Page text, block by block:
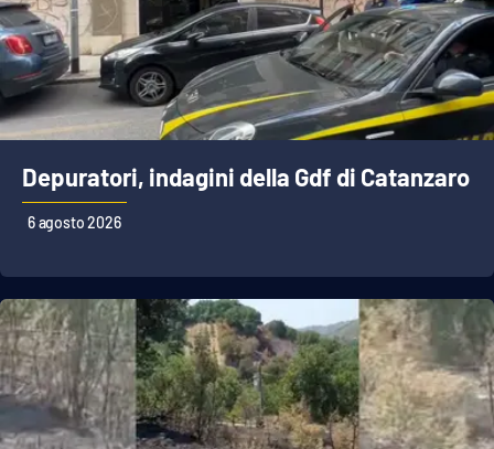
Depuratori, indagini della Gdf di Catanzaro
6 agosto 2026